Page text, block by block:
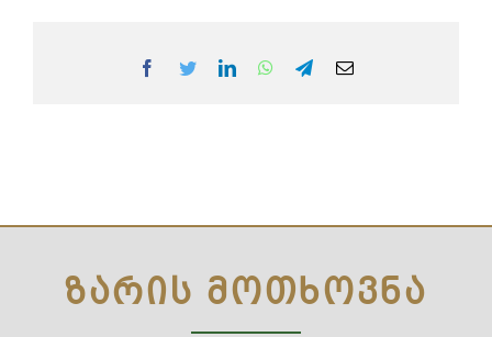
Facebook
TwitterLinkedInWhatsApp
TelegramEmail
ᲖᲐᲠᲘᲡ ᲛᲝᲗᲮᲝᲕᲜᲐ